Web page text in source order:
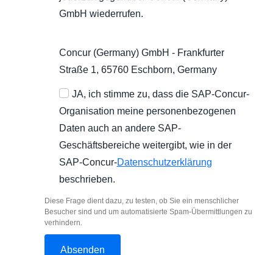
GmbH wiederrufen.
Concur (Germany) GmbH - Frankfurter
Straße 1, 65760 Eschborn, Germany
JA, ich stimme zu, dass die SAP-Concur-
Organisation meine personenbezogenen
Daten auch an andere SAP-
Geschäftsbereiche weitergibt, wie in der
SAP-Concur-Datenschutzerklärung
beschrieben.
Diese Frage dient dazu, zu testen, ob Sie ein menschlicher
Besucher sind und um automatisierte Spam-Übermittlungen zu
verhindern.